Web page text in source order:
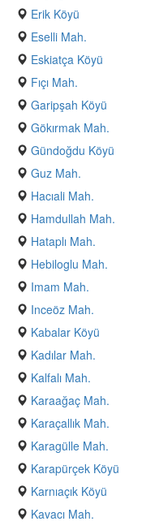
Erik Köyü
Eselli Mah.
Eskiatça Köyü
Fıçı Mah.
Garipşah Köyü
Gökırmak Mah.
Gündoğdu Köyü
Guz Mah.
Hacıali Mah.
Hamdullah Mah.
Hataplı Mah.
Hebiloglu Mah.
Imam Mah.
Inceöz Mah.
Kabalar Köyü
Kadılar Mah.
Kalfalı Mah.
Karaağaç Mah.
Karaçallık Mah.
Karagülle Mah.
Karapürçek Köyü
Karnıaçık Köyü
Kavacı Mah.